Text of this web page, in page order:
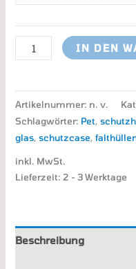
IN DEN
Artikelnummer: n. v.
Schlagwörter: Pet,
glas,schutzcase,
inkl. MwSt.
Lieferzeit: 2 - 3 Werktage
Beschreibung